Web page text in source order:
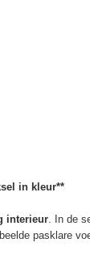
in kleur**
interieur. In de
pasklare